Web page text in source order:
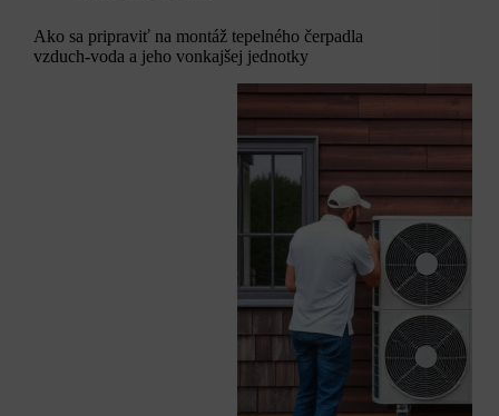
Ako sa pripraviť na montáž tepelného čerpadla
vzduch-voda a jeho vonkajšej jednotky